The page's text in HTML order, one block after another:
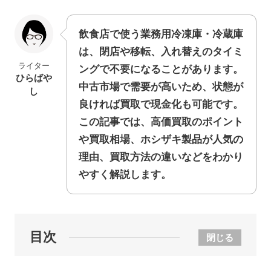
ライター
ひらばや
し
飲食店で使う業務用冷凍庫・冷蔵庫
は、閉店や移転、入れ替えのタイミ
ングで不要になることがあります。
中古市場で需要が高いため、状態が
良ければ買取で現金化も可能です。
この記事では、高価買取のポイント
や買取相場、ホシザキ製品が人気の
理由、買取方法の違いなどをわかり
やすく解説します。
目次 閉じる